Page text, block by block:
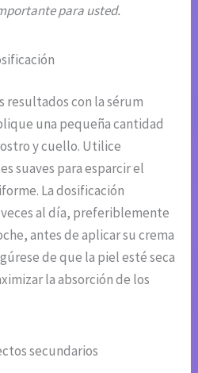
para usted.
resultados con la sérum
una pequeña cantidad
y cuello. Utilice
suaves para esparcir el
La dosificación
al día, preferiblemente
antes de aplicar su crema
de que la piel esté seca
la absorción de los
secundarios